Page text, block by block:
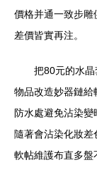
價格并通一致步雕
差價皆實再注。
把80元的水
物品改造妙器鏈
防水處避免沾染
隨著會沾染化妝
軟帖維護布直多盤